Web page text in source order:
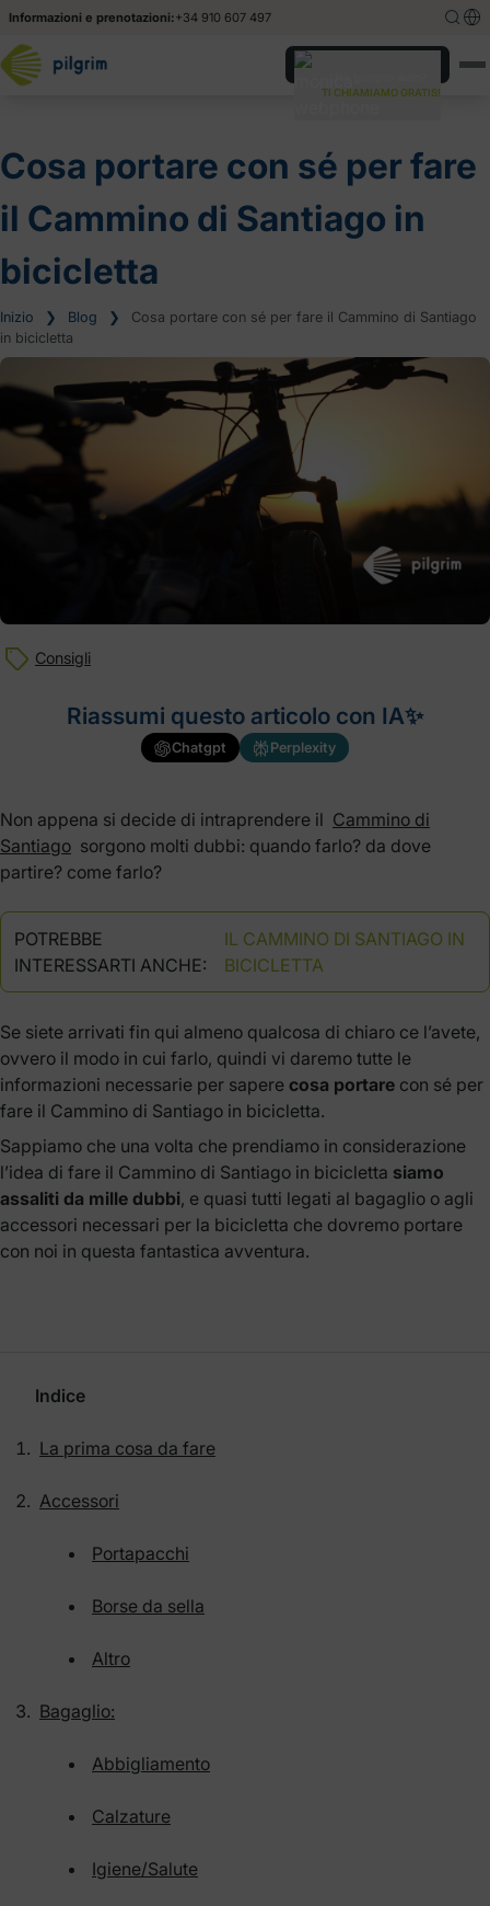
Informazioni e prenotazioni:+34 910 607 497
Español
Español
TI CHIAMIAMO GRATIS!
Cosa portare con sé per fare
il Cammino di Santiago in
bicicletta
Inizio ❯ Blog ❯
Cosa portare con sé per fare il Cammino di Santiago
in bicicletta
Consigli
Riassumi questo articolo con IA✨
Chatgpt Perplexity
Non appena si decide di intraprendere il Cammino di
Santiago sorgono molti dubbi: quando farlo? da dove
partire? come farlo?
POTREBBE
INTERESSARTI ANCHE:
IL CAMMINO DI SANTIAGO IN
BICICLETTA
Se siete arrivati fin qui almeno qualcosa di chiaro ce l’avete,
ovvero il modo in cui farlo, quindi vi daremo tutte le
informazioni necessarie per sapere cosa portare con sé per
fare il Cammino di Santiago in bicicletta.
Sappiamo che una volta che prendiamo in considerazione
l’idea di fare il Cammino di Santiago in bicicletta siamo
assaliti da mille dubbi, e quasi tutti legati al bagaglio o agli
accessori necessari per la bicicletta che dovremo portare
con noi in questa fantastica avventura.
Indice
La prima cosa da fare
Accessori
Portapacchi
Borse da sella
Altro
Bagaglio:
Abbigliamento
Calzature
Igiene/Salute